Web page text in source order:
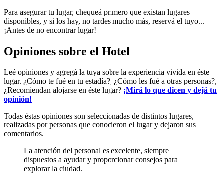
Para asegurar tu lugar, chequeá primero que existan lugares
disponibles, y si los hay, no tardes mucho más, reservá el tuyo...
¡Antes de no encontrar lugar!
Opiniones sobre el Hotel
Leé opiniones y agregá la tuya sobre la experiencia vivida en éste
lugar. ¿Cómo te fué en tu estadía?, ¿Cómo les fué a otras personas?,
¿Recomiendan alojarse en éste lugar? ¡Mirá lo que dicen y dejá tu
opinión!
Todas éstas opiniones son seleccionadas de distintos lugares,
realizadas por personas que conocieron el lugar y dejaron sus
comentarios.
La atención del personal es excelente, siempre
dispuestos a ayudar y proporcionar consejos para
explorar la ciudad.